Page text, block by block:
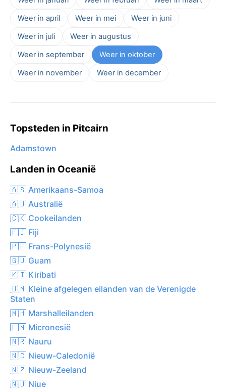
Weer in april
Weer in mei
Weer in juni
Weer in juli
Weer in augustus
Weer in september
Weer in oktober
Weer in november
Weer in december
Topsteden in Pitcairn
Adamstown
Landen in Oceanië
🇦🇸 Amerikaans-Samoa
🇦🇺 Australië
🇨🇰 Cookeilanden
🇫🇯 Fiji
🇵🇫 Frans-Polynesië
🇬🇺 Guam
🇰🇮 Kiribati
🇺🇲 Kleine afgelegen eilanden van de Verenigde
Staten
🇲🇭 Marshalleilanden
🇫🇲 Micronesië
🇳🇷 Nauru
🇳🇨 Nieuw-Caledonië
🇳🇿 Nieuw-Zeeland
🇳🇺 Niue